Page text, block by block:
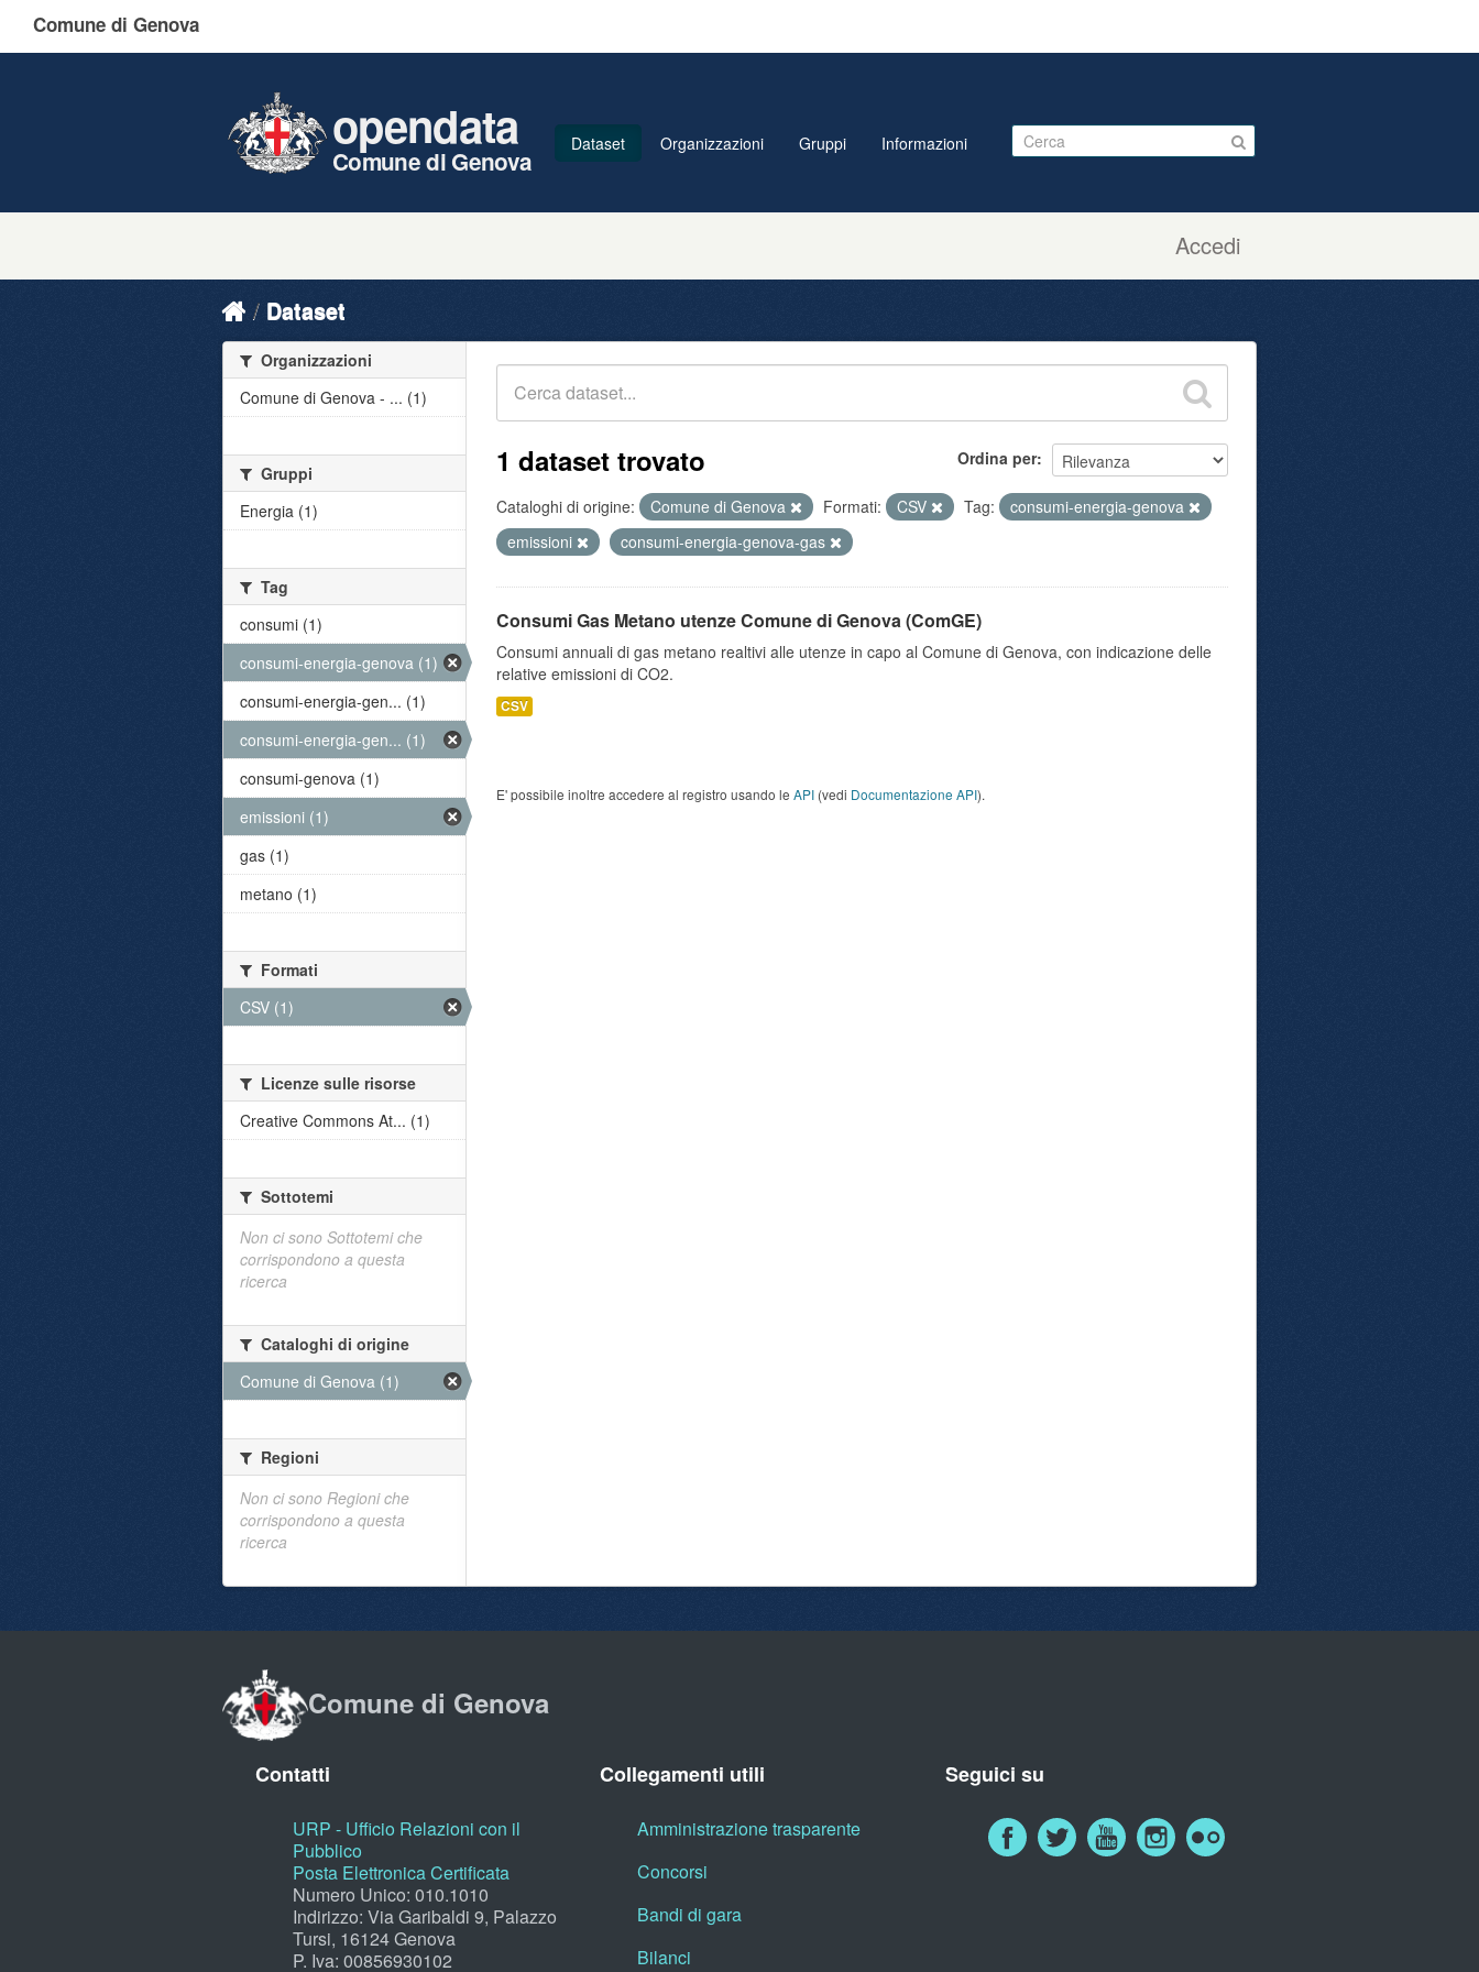
Comune di Genova
Accedi
opendata
Comune di Genova
Dataset Organizzazioni Gruppi Informazioni
Dataset
Ordina per
1 dataset trovato
Cataloghi di origine: Comune di Genova Formati: CSV Tag:
consumi-energia-genova
emissioni
consumi-energia-genova-gas
Consumi Gas Metano utenze Comune di Genova (ComGE)
Consumi annuali di gas metano realtivi alle utenze in capo al Comune di Genova, con indicazione delle
relative emissioni di CO2.
CSV
E' possibile inoltre accedere al registro usando le API (vedi Documentazione API).
Organizzazioni
Comune di Genova - ... (1)
Gruppi
Energia (1)
Tag
consumi (1)
consumi-energia-genova (1)
consumi-energia-gen... (1)
consumi-energia-gen... (1)
consumi-genova (1)
emissioni (1)
gas (1)
metano (1)
Formati
CSV (1)
Licenze sulle risorse
Creative Commons At... (1)
Sottotemi
Non ci sono Sottotemi che
corrispondono a questa
ricerca
Cataloghi di origine
Comune di Genova (1)
Regioni
Non ci sono Regioni che
corrispondono a questa
ricerca
Comune di Genova
Contatti
URP - Ufficio Relazioni con il
Pubblico
Posta Elettronica Certificata
Numero Unico: 010.1010
Indirizzo: Via Garibaldi 9, Palazzo
Tursi, 16124 Genova
P. Iva: 00856930102
Collegamenti utili
Amministrazione trasparente
Concorsi
Bandi di gara
Bilanci
Seguici su